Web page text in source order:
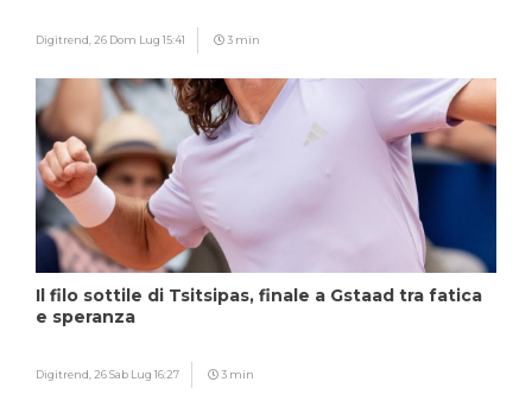
Digitrend, 26 Dom Lug 15:41 3 min
Il filo sottile di Tsitsipas, finale a Gstaad tra fatica
e speranza
Digitrend, 26 Sab Lug 16:27 3 min